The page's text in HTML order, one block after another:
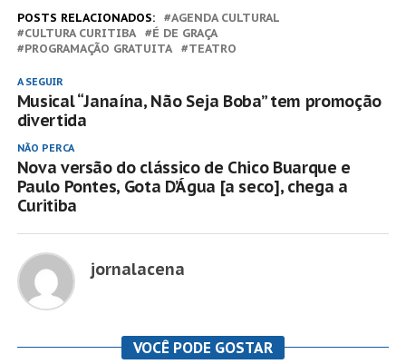
POSTS RELACIONADOS:
AGENDA CULTURAL
CULTURA CURITIBA
É DE GRAÇA
PROGRAMAÇÃO GRATUITA
TEATRO
A SEGUIR
Musical “Janaína, Não Seja Boba” tem promoção
divertida
NÃO PERCA
Nova versão do clássico de Chico Buarque e
Paulo Pontes, Gota D’Água [a seco], chega a
Curitiba
jornalacena
VOCÊ PODE GOSTAR